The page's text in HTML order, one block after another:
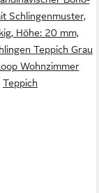
Schlingenmuster,
Höhe: 20 mm,
Teppich Grau
Wohnzimmer
Teppich